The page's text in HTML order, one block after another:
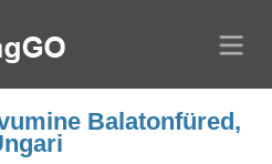
Balatonfüred,